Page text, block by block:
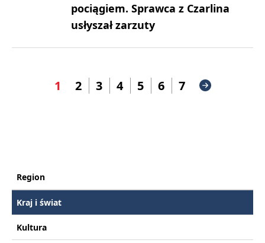
pociągiem. Sprawca z Czarlina
usłyszał zarzuty
1 2 3 4 5 6 7
Region
Kraj i świat
Kultura